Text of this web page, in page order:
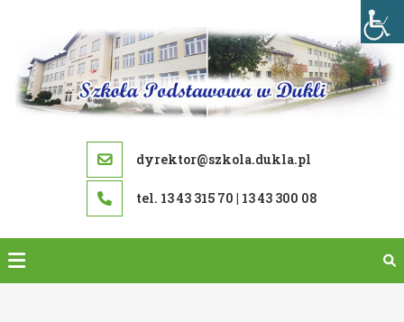
content
dyrektor@szkola.dukla.pl
tel. 13 43 315 70 | 13 43 300 08